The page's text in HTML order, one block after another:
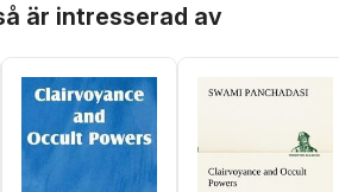
är intresserad av